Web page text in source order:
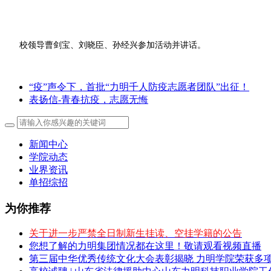
校领导曹剑宝、刘晓臣、孙经兴参加活动并讲话。
“疫”声令下，首批“力明千人防疫志愿者团队”出征！
表扬信-青春抗疫，志愿无悔
新闻中心
学院动态
业界资讯
单招综招
为你推荐
关于进一步严禁全日制新生挂读、空挂学籍的公告
您想了解的力明集团情况都在这里！敬请观看视频直播
第三届中华优秀传统文化大会表彰揭晓 力明学院荣获多